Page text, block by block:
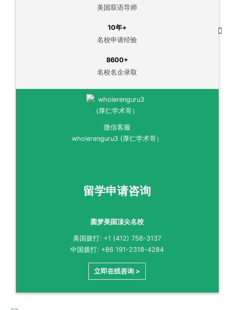
美国双语导师
10年+
名校申请经验
8600+
名校名企录取
微信客服
wholerenguru3 (厚仁学术哥）
留学申请咨询
圆梦美国顶尖名校
美国拨打: +1 (412) 756-3137
中国拨打: +86 191-2318-4284
立即在线咨询 >